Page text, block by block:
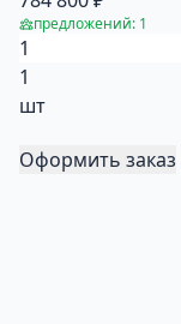
предложений: 1
1
шт
Оформить заказ